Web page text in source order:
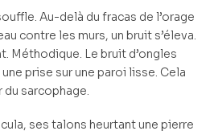
Au-delà du fracas de l’orage
contre les murs, un bruit s’éleva.
Méthodique. Le bruit d’ongles
prise sur une paroi lisse. Cela
du sarcophage.
ses talons heurtant une pierre